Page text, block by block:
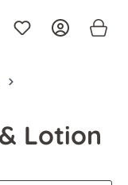
Lotion